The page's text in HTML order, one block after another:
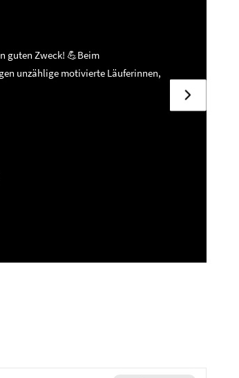
guten Zweck! 💪Beim
unzählige motivierte Läuferinnen,